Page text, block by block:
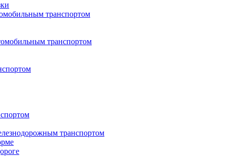
транспортом
транспортом
транспортом